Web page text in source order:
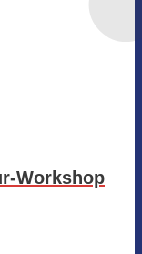
Workshop